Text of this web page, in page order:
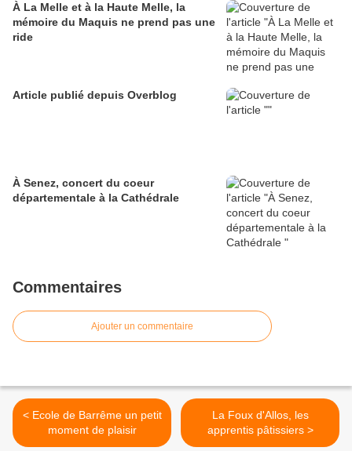
À La Melle et à la Haute Melle, la
mémoire du Maquis ne prend pas une
ride
Article publié depuis Overblog
À Senez, concert du coeur
départementale à la Cathédrale
Commentaires
Ajouter un commentaire
< Ecole de Barrême un petit
moment de plaisir
La Foux d'Allos, les
apprentis pâtissiers >